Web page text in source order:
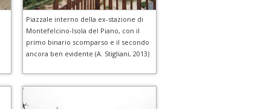
Piazzale interno della ex-stazione di
Montefelcino-Isola del Piano, con il
primo binario scomparso e il secondo
ancora ben evidente (A. Stigliani, 2013)